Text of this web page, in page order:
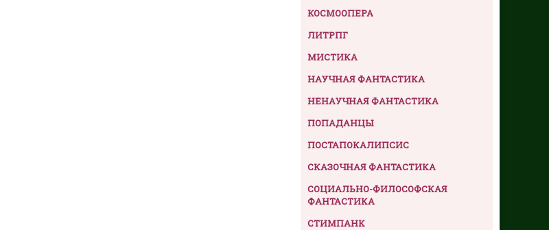
КОСМООПЕРА
ЛИТРПГ
МИСТИКА
НАУЧНАЯ ФАНТАСТИКА
НЕНАУЧНАЯ ФАНТАСТИКА
ПОПАДАНЦЫ
ПОСТАПОКАЛИПСИС
СКАЗОЧНАЯ ФАНТАСТИКА
СОЦИАЛЬНО-ФИЛОСОФСКАЯ
ФАНТАСТИКА
СТИМПАНК